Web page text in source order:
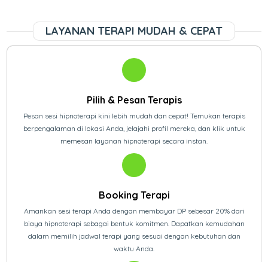
LAYANAN TERAPI MUDAH & CEPAT
Pilih & Pesan Terapis
Pesan sesi hipnoterapi kini lebih mudah dan cepat! Temukan terapis
berpengalaman di lokasi Anda, jelajahi profil mereka, dan klik untuk
memesan layanan hipnoterapi secara instan.
Booking Terapi
Amankan sesi terapi Anda dengan membayar DP sebesar 20% dari
biaya hipnoterapi sebagai bentuk komitmen. Dapatkan kemudahan
dalam memilih jadwal terapi yang sesuai dengan kebutuhan dan
waktu Anda.